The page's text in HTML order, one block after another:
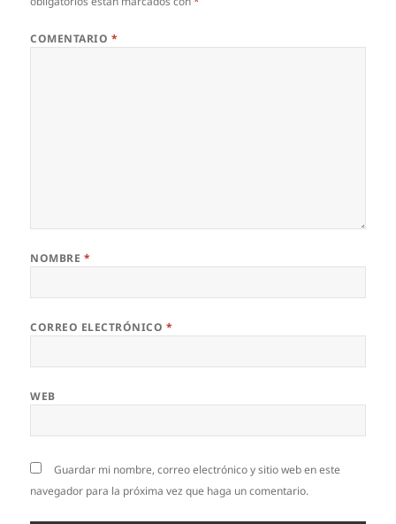
COMENTARIO *
NOMBRE *
CORREO ELECTRÓNICO *
WEB
Guardar mi nombre, correo electrónico y sitio web en este
navegador para la próxima vez que haga un comentario.